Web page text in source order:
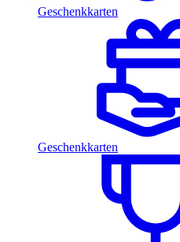
Geschenkkarten
Geschenkkarten